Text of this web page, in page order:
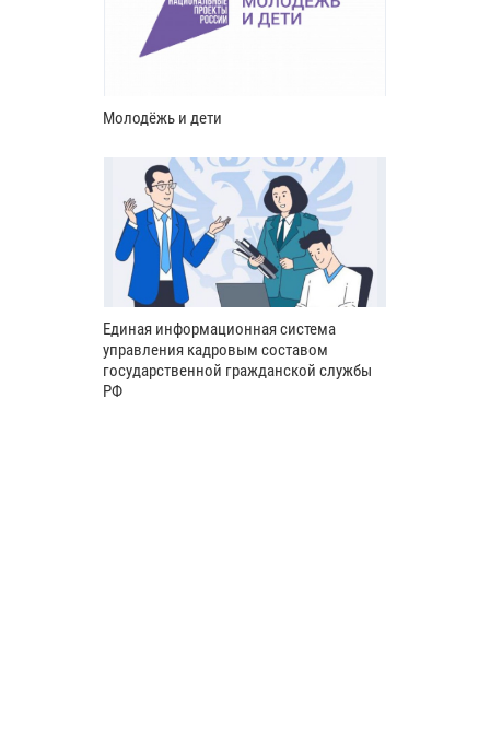
Молодёжь и дети
Единая информационная система
управления кадровым составом
государственной гражданской службы
РФ